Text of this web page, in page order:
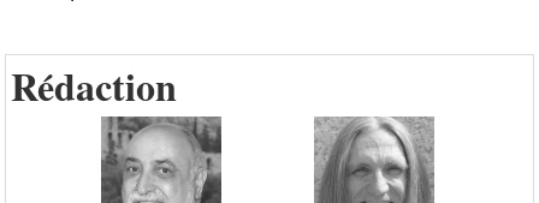
Rédaction